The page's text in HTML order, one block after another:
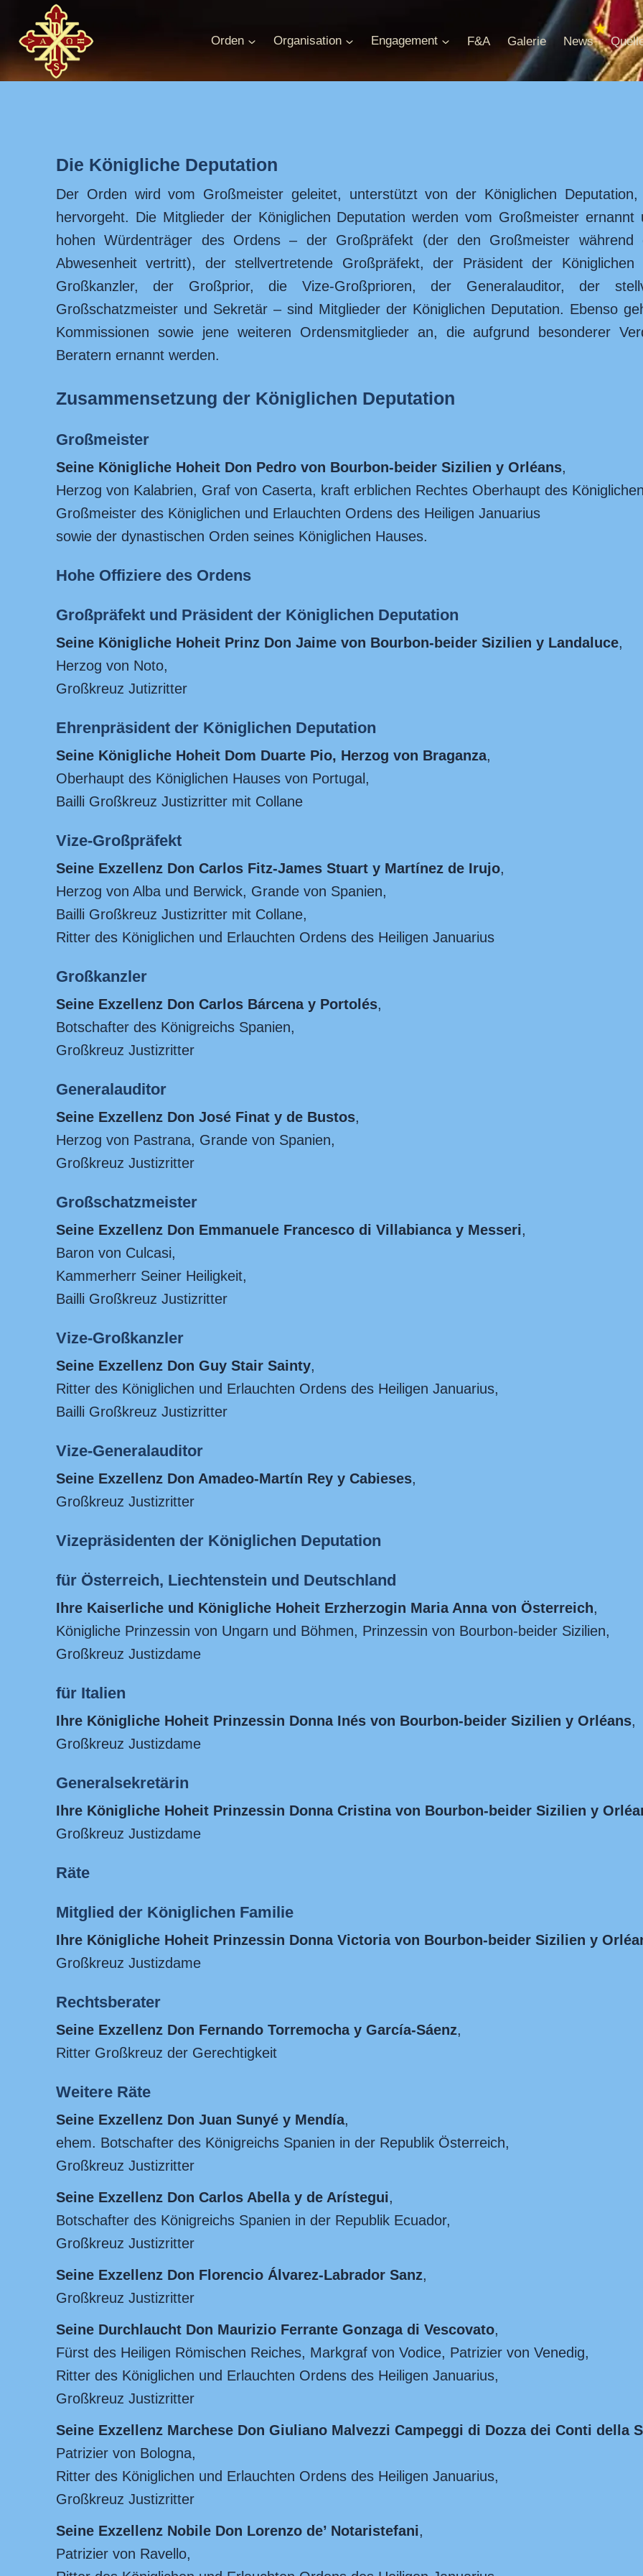
Inhalt
springen
Orden Organisation Engagement F&A Galerie News
Die Königliche Deputation
Der Orden wird vom Großmeister geleitet, unterstützt von der Königlichen
hervorgeht. Die Mitglieder der Königlichen Deputation werden vom Großmeister
hohen Würdenträger des Ordens – der Großpräfekt (der den Großmeister während
Abwesenheit vertritt), der stellvertretende Großpräfekt, der Präsident der
Großkanzler, der Großprior, die Vize-Großprioren, der Generalauditor, der
Großschatzmeister und Sekretär – sind Mitglieder der Königlichen Deputation. Ebenso
Kommissionen sowie jene weiteren Ordensmitglieder an, die aufgrund besonderer
Beratern ernannt werden.
Zusammensetzung der Königlichen Deputation
Großmeister
Seine Königliche Hoheit Don Pedro von Bourbon-beider Sizilien y Orléans,
Herzog von Kalabrien, Graf von Caserta, kraft erblichen Rechtes Oberhaupt des
Großmeister des Königlichen und Erlauchten Ordens des Heiligen Januarius
sowie der dynastischen Orden seines Königlichen Hauses.
Hohe Offiziere des Ordens
Großpräfekt und Präsident der Königlichen Deputation
Seine Königliche Hoheit Prinz Don Jaime von Bourbon-beider Sizilien y Landaluce,
Herzog von Noto,
Großkreuz Jutizritter
Ehrenpräsident der Königlichen Deputation
Seine Königliche Hoheit Dom Duarte Pio, Herzog von Braganza,
Oberhaupt des Königlichen Hauses von Portugal,
Bailli Großkreuz Justizritter mit Collane
Vize-Großpräfekt
Seine Exzellenz Don Carlos Fitz-James Stuart y Martínez de Irujo,
Herzog von Alba und Berwick, Grande von Spanien,
Bailli Großkreuz Justizritter mit Collane,
Ritter des Königlichen und Erlauchten Ordens des Heiligen Januarius
Großkanzler
Seine Exzellenz Don Carlos Bárcena y Portolés,
Botschafter des Königreichs Spanien,
Großkreuz Justizritter
Generalauditor
Seine Exzellenz Don José Finat y de Bustos,
Herzog von Pastrana, Grande von Spanien,
Großkreuz Justizritter
Großschatzmeister
Seine Exzellenz Don Emmanuele Francesco di Villabianca y Messeri,
Baron von Culcasi,
Kammerherr Seiner Heiligkeit,
Bailli Großkreuz Justizritter
Vize-Großkanzler
Seine Exzellenz Don Guy Stair Sainty,
Ritter des Königlichen und Erlauchten Ordens des Heiligen Januarius,
Bailli Großkreuz Justizritter
Vize-Generalauditor
Seine Exzellenz Don Amadeo-Martín Rey y Cabieses,
Großkreuz Justizritter
Vizepräsidenten der Königlichen Deputation
für Österreich, Liechtenstein und Deutschland
Ihre Kaiserliche und Königliche Hoheit Erzherzogin Maria Anna von Österreich,
Königliche Prinzessin von Ungarn und Böhmen, Prinzessin von Bourbon-beider Sizilien,
Großkreuz Justizdame
für Italien
Ihre Königliche Hoheit Prinzessin Donna Inés von Bourbon-beider Sizilien y Orléans,
Großkreuz Justizdame
Generalsekretärin
Ihre Königliche Hoheit Prinzessin Donna Cristina von Bourbon-beider Sizilien y
Großkreuz Justizdame
Räte
Mitglied der Königlichen Familie
Ihre Königliche Hoheit Prinzessin Donna Victoria von Bourbon-beider Sizilien y
Großkreuz Justizdame
Rechtsberater
Seine Exzellenz Don Fernando Torremocha y García-Sáenz,
Ritter Großkreuz der Gerechtigkeit
Weitere Räte
Seine Exzellenz Don Juan Sunyé y Mendía,
ehem. Botschafter des Königreichs Spanien in der Republik Österreich,
Großkreuz Justizritter
Seine Exzellenz Don Carlos Abella y de Arístegui,
Botschafter des Königreichs Spanien in der Republik Ecuador,
Großkreuz Justizritter
Seine Exzellenz Don Florencio Álvarez-Labrador Sanz,
Großkreuz Justizritter
Seine Durchlaucht Don Maurizio Ferrante Gonzaga di Vescovato,
Fürst des Heiligen Römischen Reiches, Markgraf von Vodice, Patrizier von Venedig,
Ritter des Königlichen und Erlauchten Ordens des Heiligen Januarius,
Großkreuz Justizritter
Seine Exzellenz Marchese Don Giuliano Malvezzi Campeggi di Dozza dei Conti della
Patrizier von Bologna,
Ritter des Königlichen und Erlauchten Ordens des Heiligen Januarius,
Großkreuz Justizritter
Seine Exzellenz Nobile Don Lorenzo de’ Notaristefani,
Patrizier von Ravello,